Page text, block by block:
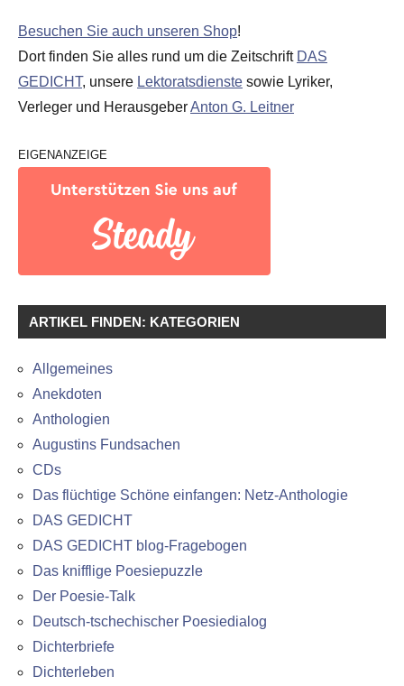
Besuchen Sie auch unseren Shop!
Dort finden Sie alles rund um die Zeitschrift DAS
GEDICHT, unsere Lektoratsdienste sowie Lyriker,
Verleger und HerausgeberAnton G. Leitner
EIGENANZEIGE
ARTIKEL FINDEN: KATEGORIEN
Allgemeines
Anekdoten
Anthologien
Augustins Fundsachen
CDs
Das flüchtige Schöne einfangen: Netz-Anthologie
DAS GEDICHT
DAS GEDICHT blog-Fragebogen
Das knifflige Poesiepuzzle
Der Poesie-Talk
Deutsch-tschechischer Poesiedialog
Dichterbriefe
Dichterleben